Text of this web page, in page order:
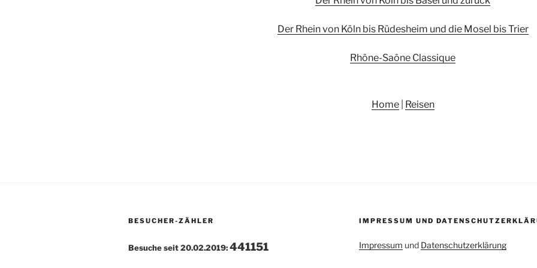
Der Rhein von Köln bis Rüdesheim und die Mosel bis Trier
Rhône-Saône Classique
Home| Reisen
BESUCHER-ZÄHLER
Besuche seit 20.02.2019:441151
IMPRESSUM UND
Impressum und Datenschutzerklärung